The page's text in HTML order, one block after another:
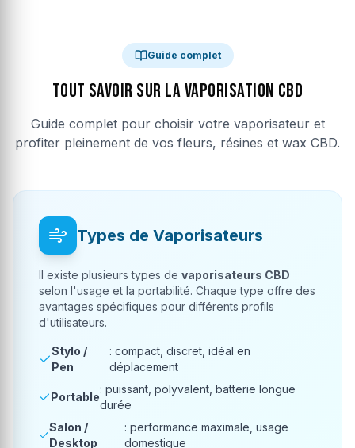
Guide complet
Tout savoir sur la Vaporisation CBD
Guide complet pour choisir votre vaporisateur et
profiter pleinement de vos fleurs, résines et wax CBD.
Types de Vaporisateurs
Il existe plusieurs types de vaporisateurs CBD
selon l'usage et la portabilité. Chaque type offre des
avantages spécifiques pour différents profils
d'utilisateurs.
Stylo /
Pen
: compact, discret, idéal en
déplacement
Portable
: puissant, polyvalent, batterie longue
durée
Salon /
Desktop
: performance maximale, usage
domestique